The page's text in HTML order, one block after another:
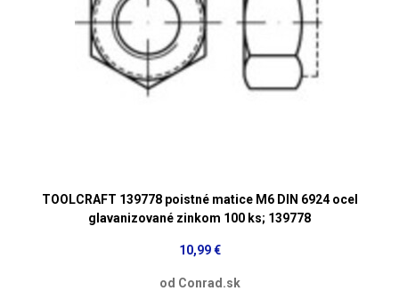
TOOLCRAFT 139778 poistné matice M6 DIN 6924 ocel
glavanizované zinkom 100 ks; 139778
10,99 €
od Conrad.sk